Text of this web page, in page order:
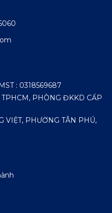
: 0318569687
PHÒNG ĐKKD CẤP
VIỆT, PHƯỜNG TÂN PHÚ,